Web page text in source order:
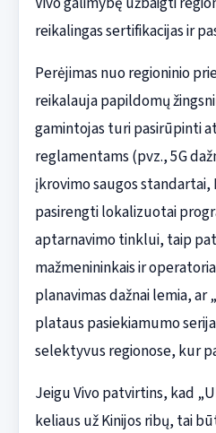
reikalingas sertifikacijas ir
Perėjimas nuo regioninio
reikalauja papildomų
gamintojas turi pasirūpinti
reglamentams (pvz., 5G
įkrovimo saugos standartai,
pasirengti lokalizuotai
aptarnavimo tinklui, taip
mažmenininkais ir
planavimas dažnai lemia,
plataus pasiekiamumo
selektyvus regionose, kur
Jeigu Vivo patvirtins, kad
keliaus už Kinijos ribų, tai